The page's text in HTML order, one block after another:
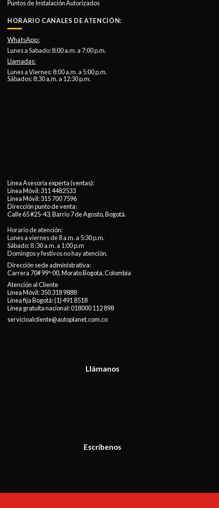
Puntos de Instalación Autorizados
HORARIO CANALES DE ATENCIÓN:
WhatsApp:
Lunes a Sabado: 8:00 a.m. a 7:00 p.m.
Llamadas:
Lunes a Viernes: 8:00 a.m. a 5:00 p.m.
Sábados: 8:30 a.m. a 12:30 p.m.
Línea Asesoría experta (ventas):
Línea Móvil:311 4482533
Línea Móvil:315 700 7596
Dirección punto de venta:
Calle 65 #25-43, Barrio 7 de Agosto, Bogotá.
Horario de atención:
Lunes a viernes de 8 a.m. a 5:30 p.m.
Sábado: 8 :30 a.m. a 1:00 p.m
Domingos y festivos no hay atención.
Dirección sede administrativa:
Carrera 70# 99ª-00, Morato Bogota, Colombia
Atención al Cliente
Línea Móvil:350 318 9888
Línea fija Bogotá:(1) 491 8518
Línea gratuita nacional:018000 112 898
servicioalcliente@autoplanet.com.co
Llámanos
Escríbenos